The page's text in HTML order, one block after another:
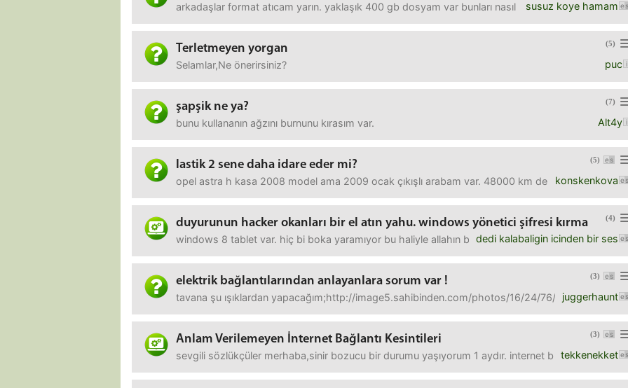
susuz koye hamam
arkadaşlar format atıcam yarın. yaklaşık 400 gb dosyam var bunları nasıl muhafaza edebilirim ?
(5)
Terletmeyen yorgan
puc
Selamlar,Ne önerirsiniz?
(7)
şapşik ne ya?
Alt4y
bunu kullananın ağzını burnunu kırasım var.
(5)
lastik 2 sene daha idare eder mi?
konskenkova
opel astra h kasa 2008 model ama 2009 ocak çıkışlı arabam var. 48000 km de şu an ve
(4)
duyurunun hacker okanları bir el atın yahu. windows yönetici şifresi kırma
dedi kalabaligin icinden bir ses
windows 8 tablet var. hiç bi boka yaramıyor bu haliyle allahın belası microsoft win 8 e tüm
(3)
elektrik bağlantılarından anlayanlara sorum var !
juggerhaunt
tavana şu ışıklardan yapacağım;http://image5.sahibinden.com/photos/16/24/76/
(3)
Anlam Verilemeyen İnternet Bağlantı Kesintileri
tekkenekket
sevgili sözlükçüler merhaba,sinir bozucu bir durumu yaşıyorum 1 aydır. internet bağlantısı